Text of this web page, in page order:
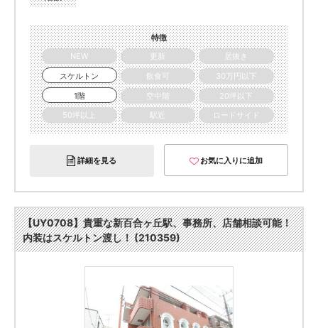
特徴
NEW
更新
居抜き
スケルトン
飲食可
30万円以下
1階
空中階
20坪以下
50坪以上
駅近 ロードサイド
詳細を見る お気に入りに追加
【UY0708】貴重な新百合ヶ丘駅、事務所、店舗相談可能！
内装はスケルトン渡し！ (210359)